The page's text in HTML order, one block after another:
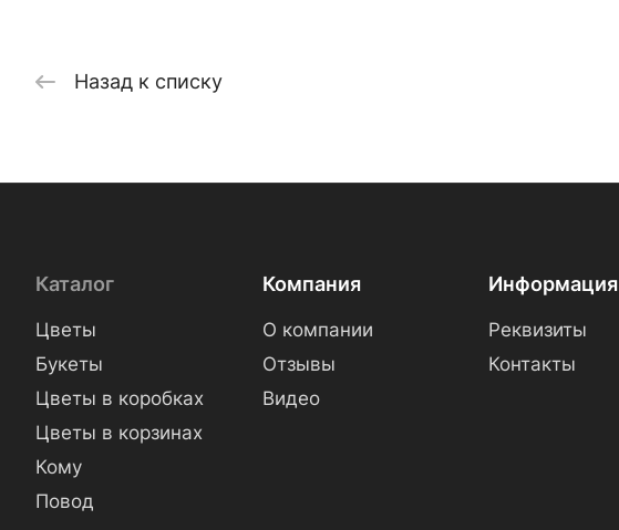
Назад к списку
Каталог
Цветы
Букеты
Цветы в коробках
Цветы в корзинах
Кому
Повод
Компания
О компании
Отзывы
Видео
Информация
Реквизиты
Контакты